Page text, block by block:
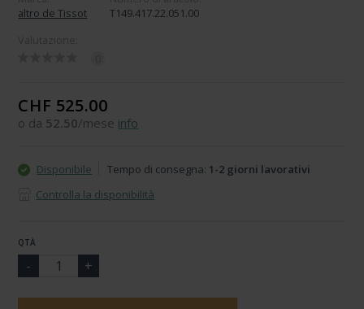
altro de Tissot
T149.417.22.051.00
CHF 525.00
o da 52.50/mese info
Disponibile Tempo di consegna: 1-2 giorni lavorativi
Controlla la disponibilità
QTÀ